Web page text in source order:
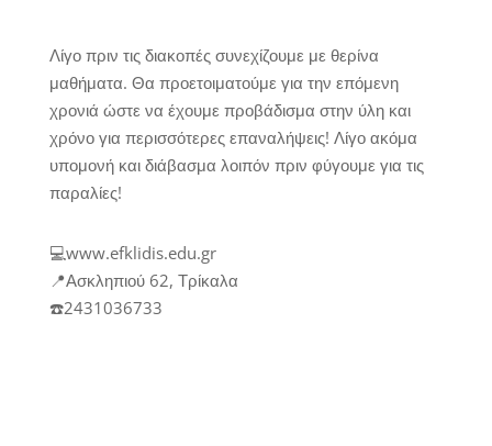
Λίγο πριν τις διακοπές συνεχίζουμε με θερίνα
μαθήματα. Θα προετοιματούμε για την επόμενη
χρονιά ώστε να έχουμε προβάδισμα στην ύλη και
χρόνο για περισσότερες επαναλήψεις! Λίγο ακόμα
υπομονή και διάβασμα λοιπόν πριν φύγουμε για τις
παραλίες!
💻www.efklidis.edu.gr
📍Ασκληπιού 62, Τρίκαλα
☎️2431036733